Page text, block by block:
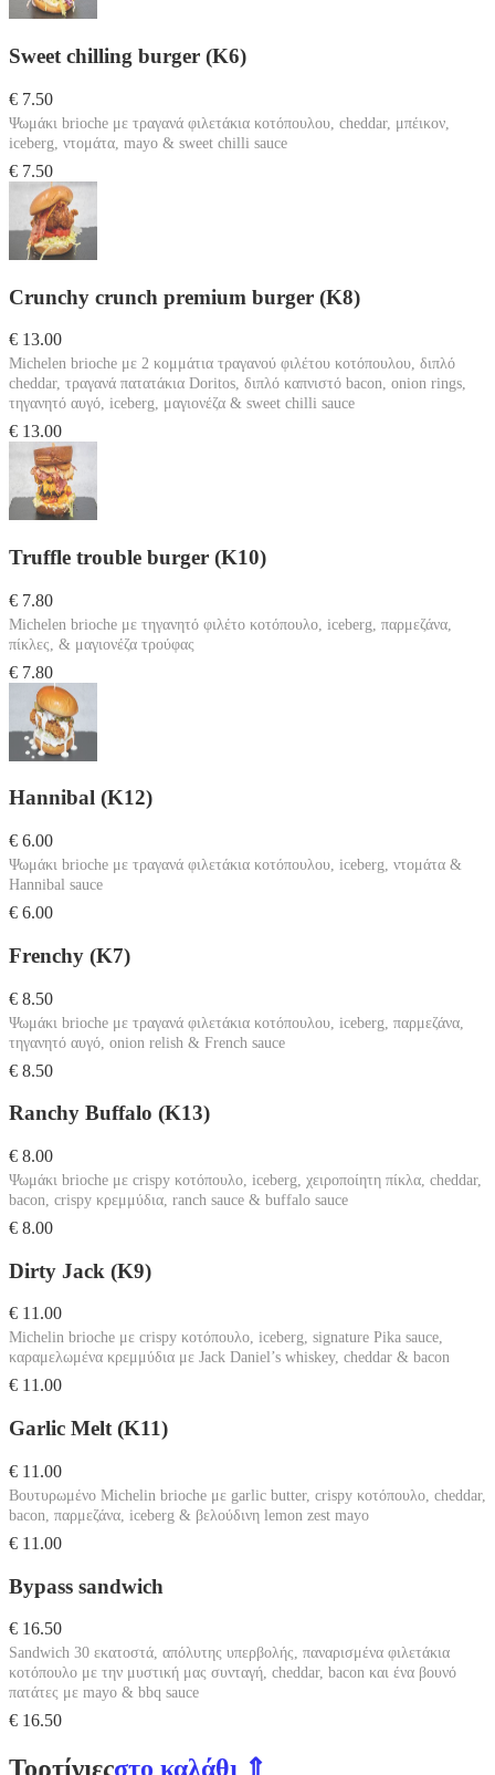
Sweet chilling burger (K6)
€ 7.50
Ψωμάκι brioche με τραγανά φιλετάκια κοτόπουλου, cheddar, μπέικον,
iceberg, ντομάτα, mayo & sweet chilli sauce
€ 7.50
Crunchy crunch premium burger (K8)
€ 13.00
Michelen brioche με 2 κομμάτια τραγανού φιλέτου κοτόπουλου, διπλό
cheddar, τραγανά πατατάκια Doritos, διπλό καπνιστό bacon, onion rings,
τηγανητό αυγό, iceberg, μαγιονέζα & sweet chilli sauce
€ 13.00
Truffle trouble burger (K10)
€ 7.80
Michelen brioche με τηγανητό φιλέτο κοτόπουλο, iceberg, παρμεζάνα,
πίκλες, & μαγιονέζα τρούφας
€ 7.80
Hannibal (K12)
€ 6.00
Ψωμάκι brioche με τραγανά φιλετάκια κοτόπουλου, iceberg, ντομάτα &
Hannibal sauce
€ 6.00
Frenchy (K7)
€ 8.50
Ψωμάκι brioche με τραγανά φιλετάκια κοτόπουλου, iceberg, παρμεζάνα,
τηγανητό αυγό, onion relish & French sauce
€ 8.50
Ranchy Buffalo (K13)
€ 8.00
Ψωμάκι brioche με crispy κοτόπουλο, iceberg, χειροποίητη πίκλα, cheddar,
bacon, crispy κρεμμύδια, ranch sauce & buffalo sauce
€ 8.00
Dirty Jack (K9)
€ 11.00
Michelin brioche με crispy κοτόπουλο, iceberg, signature Pika sauce,
καραμελωμένα κρεμμύδια με Jack Daniel’s whiskey, cheddar & bacon
€ 11.00
Garlic Melt (K11)
€ 11.00
Βουτυρωμένο Michelin brioche με garlic butter, crispy κοτόπουλο, cheddar,
bacon, παρμεζάνα, iceberg & βελούδινη lemon zest mayo
€ 11.00
Bypass sandwich
€ 16.50
Sandwich 30 εκατοστά, απόλυτης υπερβολής, παναρισμένα φιλετάκια
κοτόπουλο με την μυστική μας συνταγή, cheddar, bacon και ένα βουνό
πατάτες με mayo & bbq sauce
€ 16.50
Τορτίγιεςστο καλάθι ⇑